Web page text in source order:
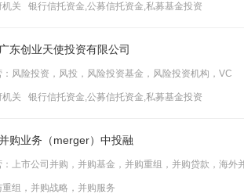
机关 银行信托资金,公募信托资金,私募基金投资
广东创业天使投资有限公司
：风险投资，风投，风险投资基金，风险投资机构，VC
机关 银行信托资金,公募信托资金,私募基金投资
购业务（merger）中投融
：上市公司并购，并购基金，并购重组，并购贷款，海
重组，并购战略，并购服务